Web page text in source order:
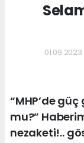
“MHP’de
mu?”
nezaketi!..